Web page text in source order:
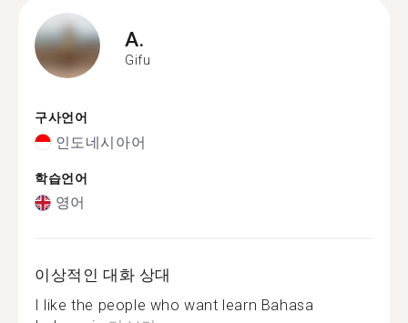
A.
Gifu
구사언어
인도네시아어
학습언어
영어
이상적인 대화 상대
I like the people who want learn Bahasa